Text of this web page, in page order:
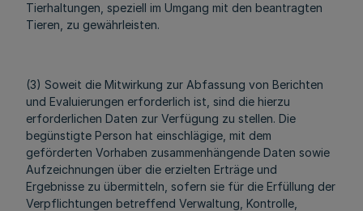
Tierhaltungen, speziell im Umgang mit den beantragten
Tieren, zu gewährleisten.
(3) Soweit die Mitwirkung zur Abfassung von Berichten
und Evaluierungen erforderlich ist, sind die hierzu
erforderlichen Daten zur Verfügung zu stellen. Die
begünstigte Person hat einschlägige, mit dem
geförderten Vorhaben zusammenhängende Daten sowie
Aufzeichnungen über die erzielten Erträge und
Ergebnisse zu übermitteln, sofern sie für die Erfüllung der
Verpflichtungen betreffend Verwaltung, Kontrolle,